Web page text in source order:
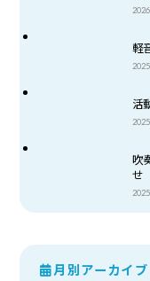
軽
活
吹
せ
月別アーカイブ